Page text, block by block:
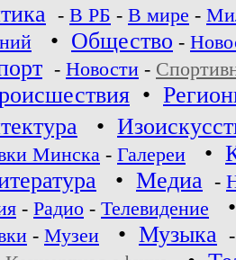
- В РБ - В мире -
• Общество -
- Новости -
•
•
Минска - Галереи •
• Медиа -
- Радио - Телевидение
- Музеи • Музыка